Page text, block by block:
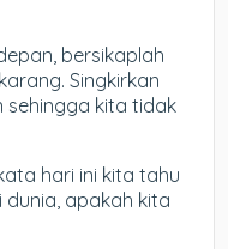
bersikaplah
Singkirkan
sehingga kita tidak
hari ini kita tahu
apakah kita